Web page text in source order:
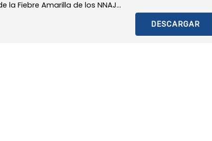
la Fiebre Amarilla de los NNAJ...
DESCARGAR